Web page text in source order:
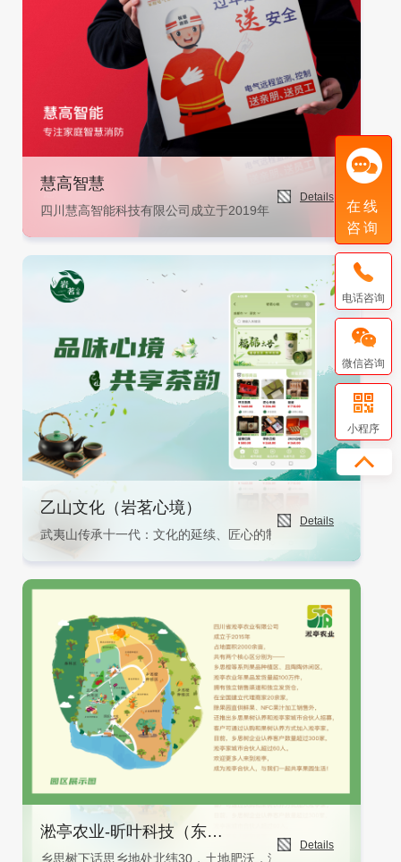
慧高智慧
四川慧高智能科技有限公司成立于2019年，注册资本 3000万，
Details
乙山文化（岩茗心境）
武夷山传承十一代：文化的延续、匠心的制作、用心的分享。1
Details
淞亭农业-昕叶科技（东坡乡思树）
乡思树下话思乡地处北纬30，土地肥沃，温度适宜四川眉山是
Details
在线
咨询
电话咨询
微信咨询
小程序